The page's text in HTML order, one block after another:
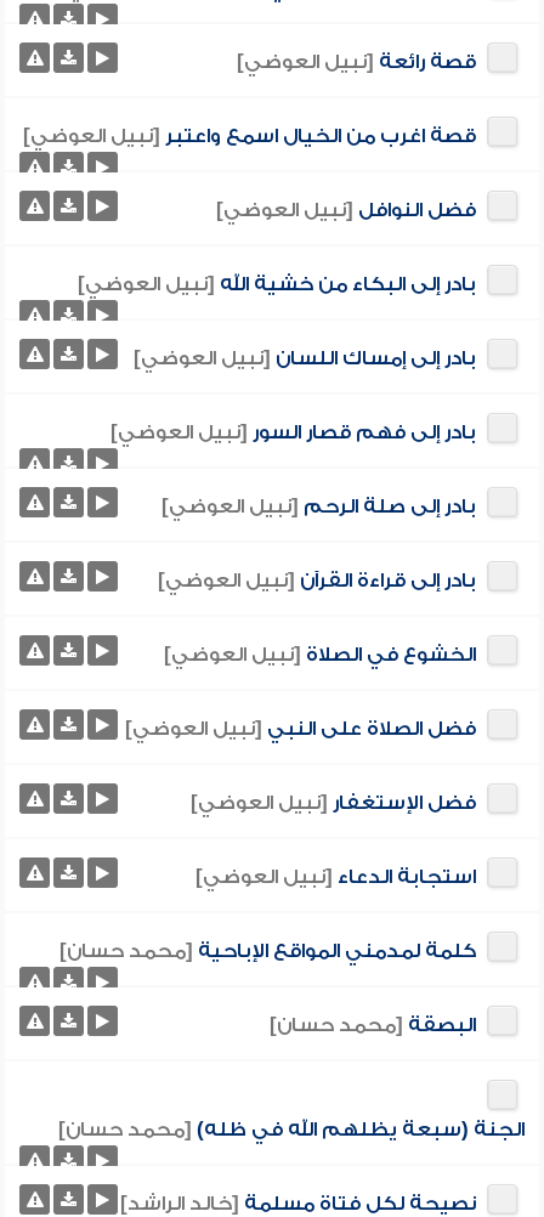
قصة رائعة [نبيل العوضي]
قصة اغرب من الخيال اسمع واعتبر [نبيل العوضي]
فضل النوافل [نبيل العوضي]
بادر إلى البكاء من خشية الله [نبيل العوضي]
بادر إلى إمساك اللسان [نبيل العوضي]
بادر إلى فهم قصار السور [نبيل العوضي]
بادر إلى صلة الرحم [نبيل العوضي]
بادر إلى قراءة القرآن [نبيل العوضي]
الخشوع في الصلاة [نبيل العوضي]
فضل الصلاة على النبي [نبيل العوضي]
فضل الإستغفار [نبيل العوضي]
استجابة الدعاء [نبيل العوضي]
كلمة لمدمني المواقع الإباحية [محمد حسان]
البصقة [محمد حسان]
الجنة (سبعة يظلهم الله في ظله) [محمد حسان]
نصيحة لكل فتاة مسلمة [خالد الراشد]